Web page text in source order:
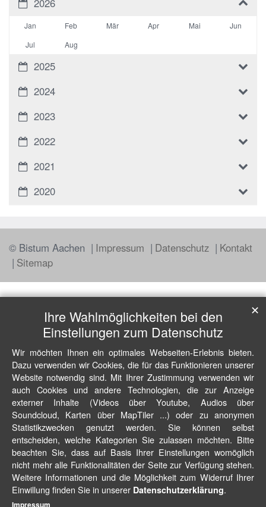
Jan Feb Mär Apr Mai
Jun
Jul
Aug
2025
2024
2023
2022
2021
2020
© Bistum Aachen Impressum Datenschutz
Kontakt
Sitemap
Ihre Wahlmöglichkeiten bei den
Einstellungen zum Datenschutz
Wir möchten Ihnen ein optimales Webseiten-Erlebnis bieten.
Dazu verwenden wir Cookies, die für das Funktionieren unserer
Website notwendig sind. Mit Ihrer Zustimmung verwenden wir
auch Cookies und andere Technologien, die zur Anzeige
externer Inhalte (Videos über Youtube, Audios über
Soundcloud, Karten über MapTiler ...) oder zu anonymen
Statistikzwecken genutzt werden. Sie können selbst
entscheiden, welche Kategorien Sie zulassen möchten. Bitte
beachten Sie, dass auf Basis Ihrer Einstellungen womöglich
nicht mehr alle Funktionalitäten der Seite zur Verfügung stehen.
Weitere Informationen und die Möglichkeit zum Widerruf Ihrer
Einwillung finden Sie in unserer Datenschutzerklärung.
✕
Impressum